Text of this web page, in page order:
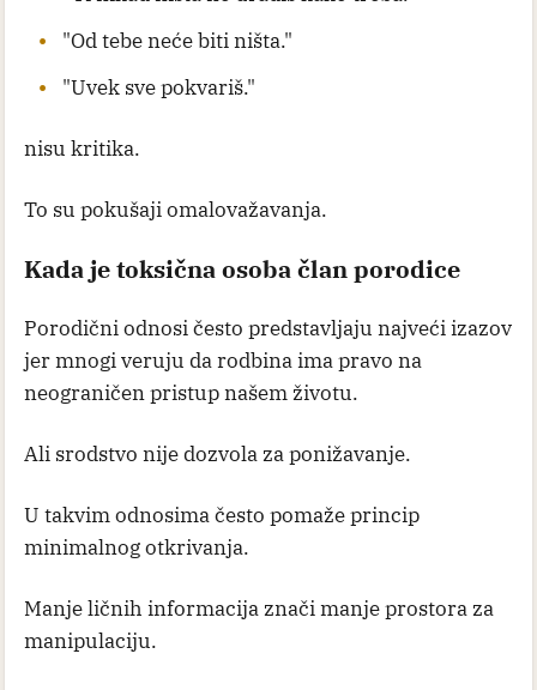
"Od tebe neće biti ništa."
"Uvek sve pokvariš."
nisu kritika.
To su pokušaji omalovažavanja.
Kada je toksična osoba član porodice
Porodični odnosi često predstavljaju najveći izazov
jer mnogi veruju da rodbina ima pravo na
neograničen pristup našem životu.
Ali srodstvo nije dozvola za ponižavanje.
U takvim odnosima često pomaže princip
minimalnog otkrivanja.
Manje ličnih informacija znači manje prostora za
manipulaciju.